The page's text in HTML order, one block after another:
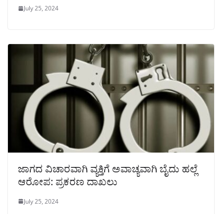
July 25, 2024
ಜಾಗದ ವಿಚಾರವಾಗಿ ವ್ಯಕ್ತಿಗೆ ಅವಾಚ್ಯವಾಗಿ ಬೈದು ಹಲ್ಲೆ
ಆರೋಪ: ಪ್ರಕರಣ ದಾಖಲು
July 25, 2024